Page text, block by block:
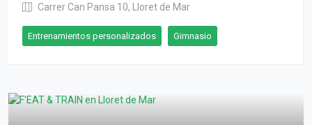
Carrer Can Pansa 10, Lloret de Mar
Entrenamientos personalizados Gimnasio